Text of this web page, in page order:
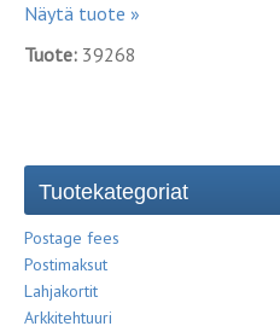
Näytä tuote »
Tuote: 39268
Tuotekategoriat
Postage fees
Postimaksut
Lahjakortit
Arkkitehtuuri